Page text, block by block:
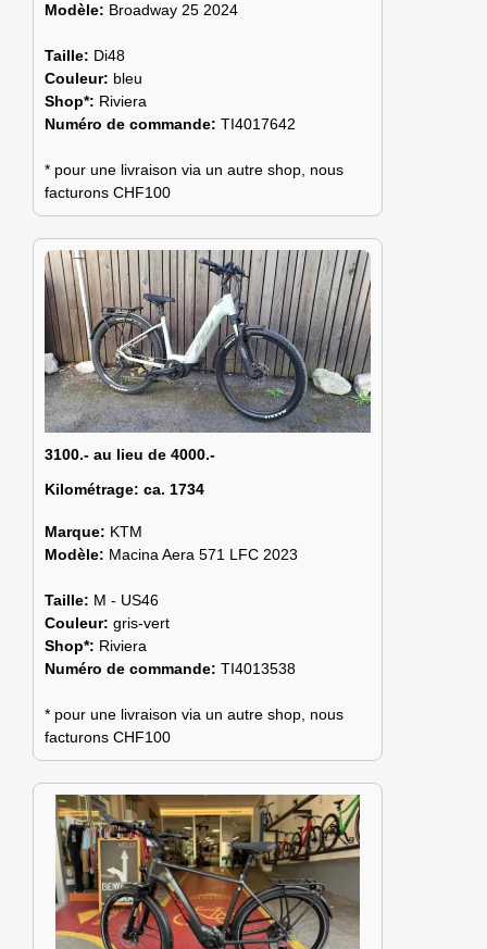
Modèle: Broadway 25 2024
Taille: Di48
Couleur: bleu
Shop*: Riviera
Numéro de commande: TI4017642
* pour une livraison via un autre shop, nous
facturons CHF100
3100.- au lieu de 4000.-
Kilométrage: ca. 1734
Marque: KTM
Modèle: Macina Aera 571 LFC 2023
Taille: M - US46
Couleur: gris-vert
Shop*: Riviera
Numéro de commande: TI4013538
* pour une livraison via un autre shop, nous
facturons CHF100